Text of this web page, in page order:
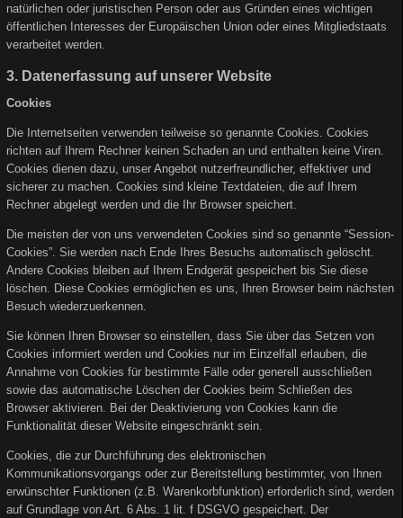
natürlichen oder juristischen Person oder aus Gründen eines wichtigen
öffentlichen Interesses der Europäischen Union oder eines Mitgliedstaats
verarbeitet werden.
3. Datenerfassung auf unserer Website
Cookies
Die Internetseiten verwenden teilweise so genannte Cookies. Cookies
richten auf Ihrem Rechner keinen Schaden an und enthalten keine Viren.
Cookies dienen dazu, unser Angebot nutzerfreundlicher, effektiver und
sicherer zu machen. Cookies sind kleine Textdateien, die auf Ihrem
Rechner abgelegt werden und die Ihr Browser speichert.
Die meisten der von uns verwendeten Cookies sind so genannte “Session-
Cookies”. Sie werden nach Ende Ihres Besuchs automatisch gelöscht.
Andere Cookies bleiben auf Ihrem Endgerät gespeichert bis Sie diese
löschen. Diese Cookies ermöglichen es uns, Ihren Browser beim nächsten
Besuch wiederzuerkennen.
Sie können Ihren Browser so einstellen, dass Sie über das Setzen von
Cookies informiert werden und Cookies nur im Einzelfall erlauben, die
Annahme von Cookies für bestimmte Fälle oder generell ausschließen
sowie das automatische Löschen der Cookies beim Schließen des
Browser aktivieren. Bei der Deaktivierung von Cookies kann die
Funktionalität dieser Website eingeschränkt sein.
Cookies, die zur Durchführung des elektronischen
Kommunikationsvorgangs oder zur Bereitstellung bestimmter, von Ihnen
erwünschter Funktionen (z.B. Warenkorbfunktion) erforderlich sind, werden
auf Grundlage von Art. 6 Abs. 1 lit. f DSGVO gespeichert. Der